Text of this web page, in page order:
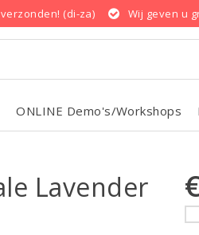
(di-za) Wij geven u
ONLINE Demo's/Workshops
Lavender